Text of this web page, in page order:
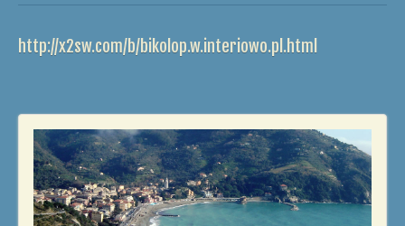
Ghttp://x2sw.com/b/bikolop.w.interiowo.pl.html